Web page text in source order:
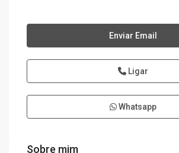
Enviar Email
Ligar
Whatsapp
Sobre mim